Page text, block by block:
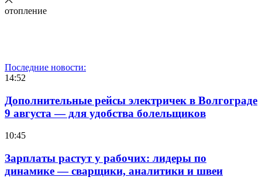
отопление
Последние новости:
14:52
Дополнительные рейсы электричек в Волгограде
9 августа — для удобства болельщиков
10:45
Зарплаты растут у рабочих: лидеры по
динамике — сварщики, аналитики и швеи